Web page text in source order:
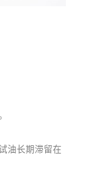
油长期滞留在